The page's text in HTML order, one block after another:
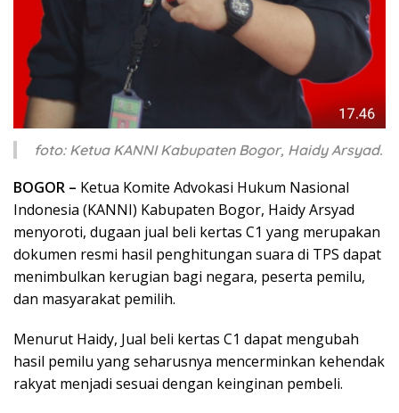
foto: Ketua KANNI Kabupaten Bogor, Haidy Arsyad.
BOGOR – Ketua Komite Advokasi Hukum Nasional
Indonesia (KANNI) Kabupaten Bogor, Haidy Arsyad
menyoroti, dugaan jual beli kertas C1 yang merupakan
dokumen resmi hasil penghitungan suara di TPS dapat
menimbulkan kerugian bagi negara, peserta pemilu,
dan masyarakat pemilih.
Menurut Haidy, Jual beli kertas C1 dapat mengubah
hasil pemilu yang seharusnya mencerminkan kehendak
rakyat menjadi sesuai dengan keinginan pembeli.